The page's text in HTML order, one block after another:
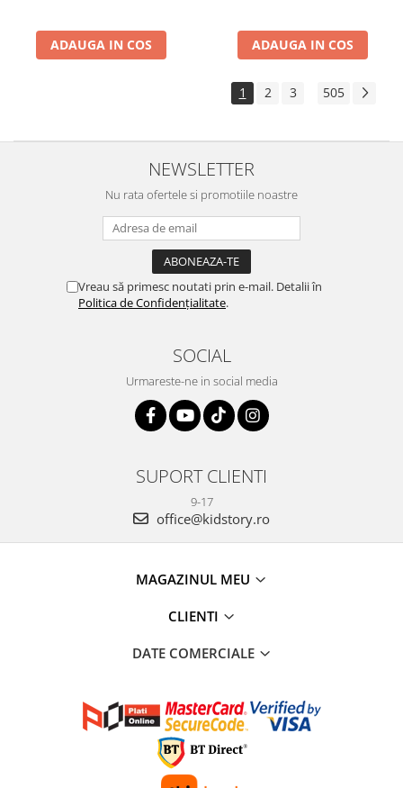
ADAUGA IN COS ADAUGA IN COS
1 2 3 505
NEWSLETTER
Nu rata ofertele si promotiile noastre
Vreau să primesc noutati prin e-mail. Detalii în
Politica de Confidențialitate.
SOCIAL
Urmareste-ne in social media
SUPORT CLIENTI
9-17
office@kidstory.ro
MAGAZINUL MEU
CLIENTI
DATE COMERCIALE